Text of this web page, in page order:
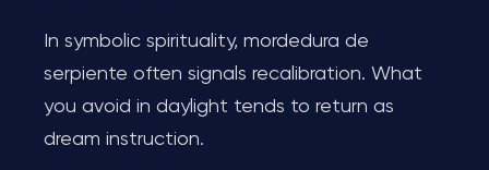
In symbolic spirituality, mordedura de
serpiente often signals recalibration. What
you avoid in daylight tends to return as
dream instruction.